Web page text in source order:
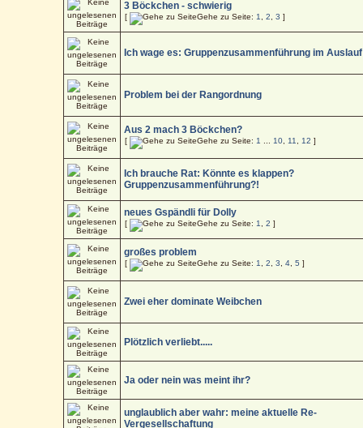
3 Böckchen - schwierig
[ Gehe zu Seite: 1 ,2 ,3 ]
Ich wage es: Gruppenzusammenführung im Auslauf
Problem bei der Rangordnung
Aus 2 mach 3 Böckchen?
[ Gehe zu Seite: 1 10 11 12 ]
Ich brauche Rat: Könnte es klappen?
Gruppenzusammenführung?!
neues Gspändli für Dolly
[ Gehe zu Seite: 1 ,2 ]
großes problem
[ Gehe zu Seite: 1 ,2 ,3 ,4 ,5 ]
Zwei eher dominate Weibchen
Plötzlich verliebt.....
Ja oder nein was meint ihr?
unglaublich aber wahr: meine aktuelle Re-
Vergesellschaftung